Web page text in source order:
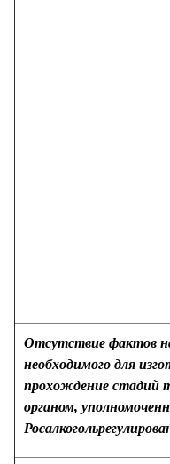
Отсутствие фактов
необходимого для
прохождение стадий
органом,